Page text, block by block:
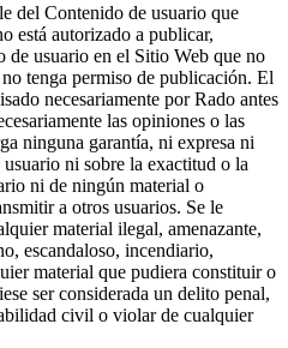
del Contenido de usuario que
está autorizado a publicar,
usuario en el Sitio Web que no
tenga permiso de publicación. El
necesariamente por Rado antes
las opiniones o las
ninguna garantía, ni expresa ni
ni sobre la exactitud o la
ni de ningún material o
a otros usuarios. Se le
material ilegal, amenazante,
escandaloso, incendiario,
material que pudiera constituir o
ser considerada un delito penal,
civil o violar de cualquier